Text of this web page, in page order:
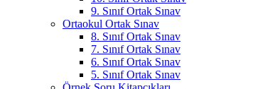
9. Sınıf Ortak Sınav
Ortaokul Ortak Sınav
8. Sınıf Ortak Sınav
7. Sınıf Ortak Sınav
6. Sınıf Ortak Sınav
5. Sınıf Ortak Sınav